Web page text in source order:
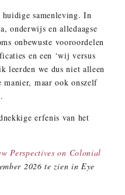
samenleving. In
onderwijs en alledaagse
onbewuste vooroordelen
en een ‘wij versus
leerden we dus niet alleen
manier, maar ook onszelf
erfenis van het
Perspectives on Colonial
2026 te zien in Eye